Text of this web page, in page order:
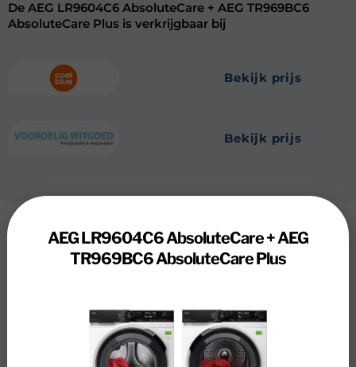
De AEG LR9604C6 AbsoluteCare + AEG TR969BC6
AbsoluteCare Plus is verkrijgbaar bij
bekijk prijs
bekijk prijs
Voor- en nadelen
AEG LR9604C6 AbsoluteCare + AEG
De belangrijkste eigenschappen van de AEG LR9604C6
AbsoluteCare + AEG TR969BC6 AbsoluteCare Plus zijn:
energielabel en .
AEG LR9604C6 AbsoluteCare + AEG
TR969BC6 AbsoluteCare Plus